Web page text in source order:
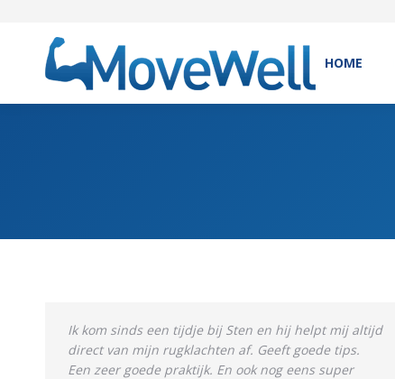
HOME
Ik kom sinds een tijdje bij Sten en hij helpt mij altijd
direct van mijn rugklachten af. Geeft goede tips.
Een zeer goede praktijk. En ook nog eens super